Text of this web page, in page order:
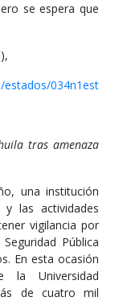
se espera que
034n1est
tras amenaza
una institución
las actividades
vigilancia por
Pública
En esta ocasión
la Universidad
de cuatro mil